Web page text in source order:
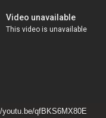
youtu.be/qfBKS6MX80E